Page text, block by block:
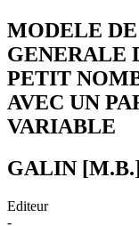
MODELE
GENERALE
PETIT
AVEC UN
VARIABLE
GALIN
Editeur
-